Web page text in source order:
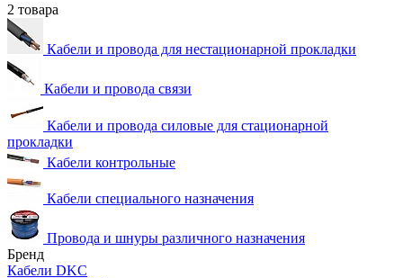
2 товара
Кабели и провода для нестационарной прокладки
Кабели и провода связи
Кабели и провода силовые для стационарной
прокладки
Кабели контрольные
Кабели специального назначения
Провода и шнуры различного назначения
Бренд
Кабели DKC